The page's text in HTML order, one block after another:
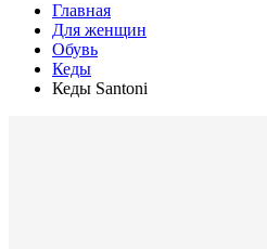
Главная
Для женщин
Обувь
Кеды
Кеды Santoni